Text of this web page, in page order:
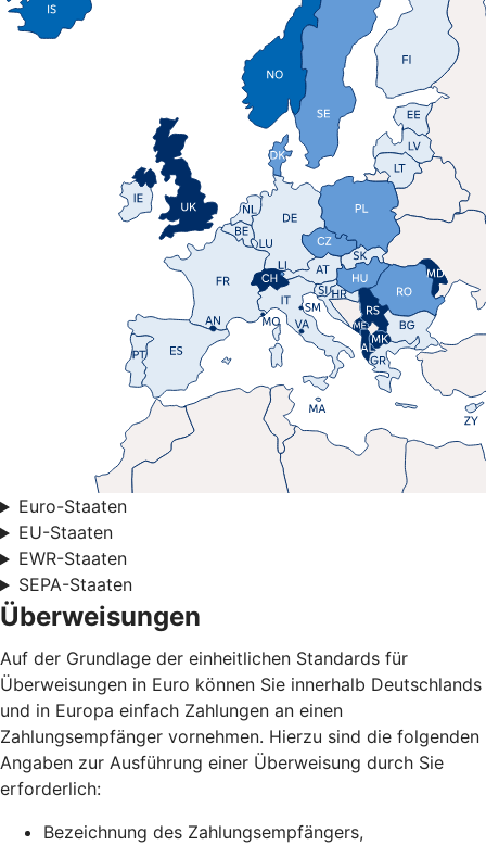
Euro-Staaten
EU-Staaten
EWR-Staaten
SEPA-Staaten
Überweisungen
Auf der Grundlage der einheitlichen Standards für
Überweisungen in Euro können Sie innerhalb Deutschlands
und in Europa einfach Zahlungen an einen
Zahlungsempfänger vornehmen. Hierzu sind die folgenden
Angaben zur Ausführung einer Überweisung durch Sie
erforderlich:
Bezeichnung des Zahlungsempfängers,